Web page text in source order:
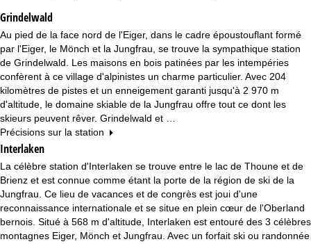
i
l
Grindelwald
Au pied de la face nord de l'Eiger, dans le cadre époustouflant formé
par l'Eiger, le Mönch et la Jungfrau, se trouve la sympathique station
de Grindelwald. Les maisons en bois patinées par les intempéries
confèrent à ce village d'alpinistes un charme particulier. Avec 204
kilomètres de pistes et un enneigement garanti jusqu'à 2 970 m
d'altitude, le domaine skiable de la Jungfrau offre tout ce dont les
skieurs peuvent rêver. Grindelwald et …
Précisions sur la station
Interlaken
La célèbre station d'Interlaken se trouve entre le lac de Thoune et de
Brienz et est connue comme étant la porte de la région de ski de la
Jungfrau. Ce lieu de vacances et de congrès est joui d'une
reconnaissance internationale et se situe en plein cœur de l'Oberland
bernois. Situé à 568 m d'altitude, Interlaken est entouré des 3 célèbres
montagnes Eiger, Mönch et Jungfrau. Avec un forfait ski ou randonnée